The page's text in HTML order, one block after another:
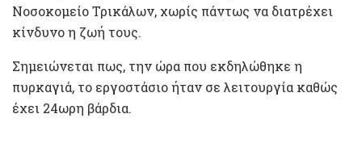
Νοσοκομείο Τρικάλων, χωρίς πάντως να διατρέχει
κίνδυνο η ζωή τους.
Σημειώνεται πως, την ώρα που εκδηλώθηκε η
πυρκαγιά, το εργοστάσιο ήταν σε λειτουργία καθώς
έχει 24ωρη βάρδια.